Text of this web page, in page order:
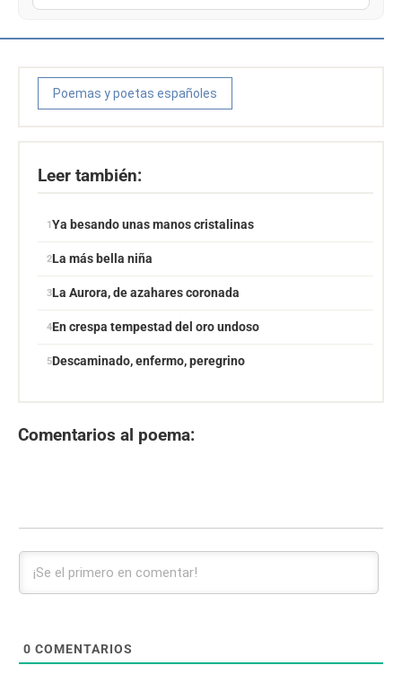
Poemas y poetas españoles
Leer también:
Ya besando unas manos cristalinas
La más bella niña
La Aurora, de azahares coronada
En crespa tempestad del oro undoso
Descaminado, enfermo, peregrino
Comentarios al poema:
0 COMENTARIOS